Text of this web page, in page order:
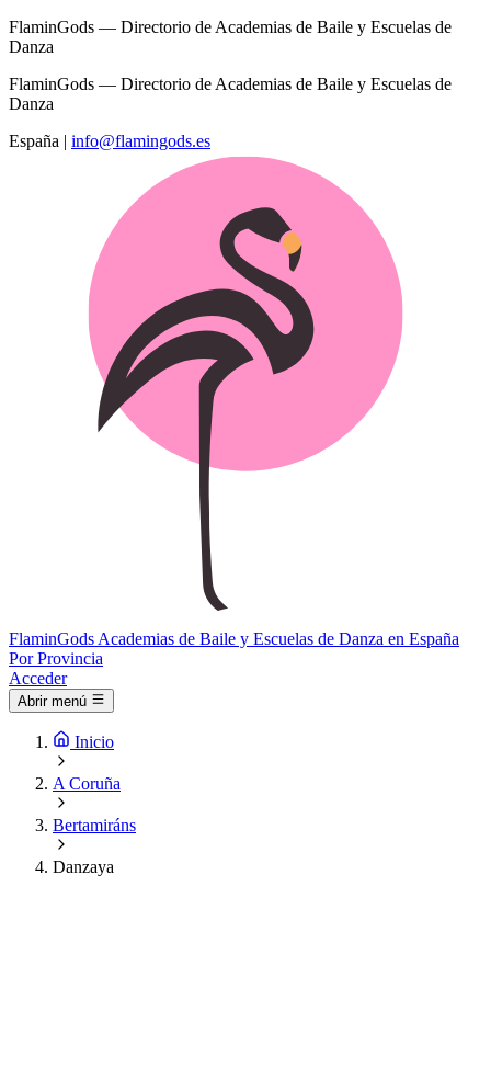
FlaminGods — Directorio de Academias de Baile y Escuelas de
Danza
FlaminGods — Directorio de Academias de Baile y Escuelas de
Danza
España | info@flamingods.es
FlaminGods Academias de Baile y Escuelas de Danza en España
Por Provincia
Acceder
Abrir menú
Inicio
A Coruña
Bertamiráns
Danzaya